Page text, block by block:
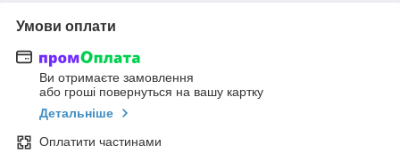
Умови оплати
Ви отримаєте замовлення
або гроші повернуться на вашу картку
Детальніше
Оплатити частинами